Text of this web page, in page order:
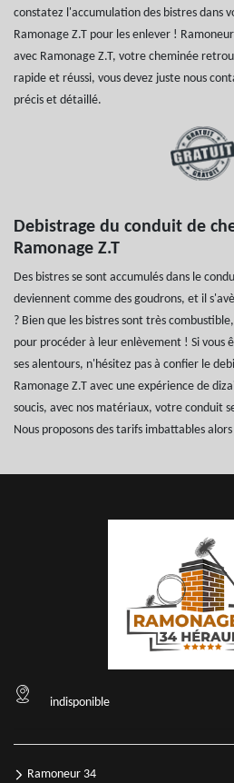
constatez l'accumulation des bistres dans
Ramonage Z.T pour les enlever !
avec Ramonage Z.T, votre cheminée
rapide et réussi, vous devez juste nous
précis et détaillé.
Debistrage du conduit de
Ramonage Z.T
Des bistres se sont accumulés dans le
deviennent comme des goudrons, et il
? Bien que les bistres sont très
pour procéder à leur enlèvement ! Si vous
ses alentours, n'hésitez pas à confier le
Ramonage Z.T avec une expérience de
soucis, avec nos matériaux, votre conduit
Nous proposons des tarifs imbattables
indisponible
Ramoneur 34